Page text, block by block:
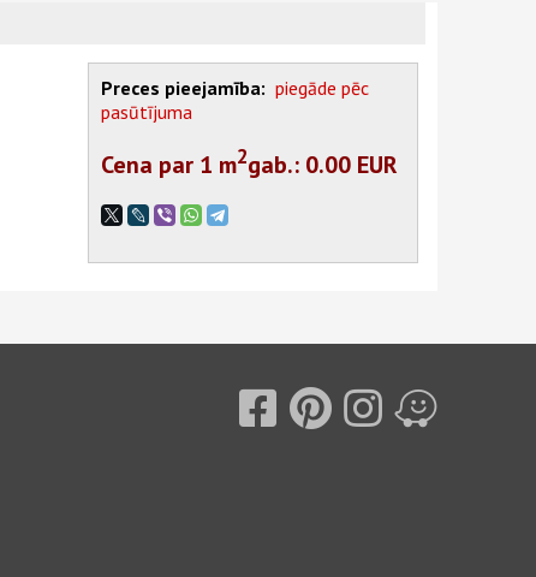
Preces pieejamība: piegāde pēc
pasūtījuma
Cena par 1 m2gab.: 0.00 EUR